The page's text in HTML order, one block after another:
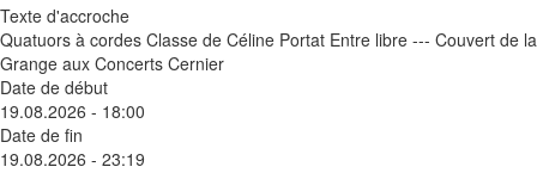
Texte d'accroche
Quatuors à cordes Classe de Céline Portat Entre libre --- Couvert de la
Grange aux Concerts Cernier
Date de début
19.08.2026 - 18:00
Date de fin
19.08.2026 - 23:19